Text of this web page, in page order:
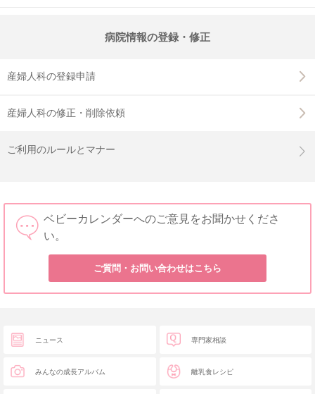
病院情報の登録・修正
産婦人科の登録申請
産婦人科の修正・削除依頼
ご利用のルールとマナー
ベビーカレンダーへのご意見をお聞かせくださ
い。
ご質問・お問い合わせはこちら
ニュース
みんなの成長アルバム
専門家相談
離乳食レシピ